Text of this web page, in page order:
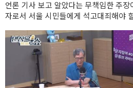
언론 기사 보고 알았다는 무책임한 주장
자로서 서울 시민들에게 석고대죄해야